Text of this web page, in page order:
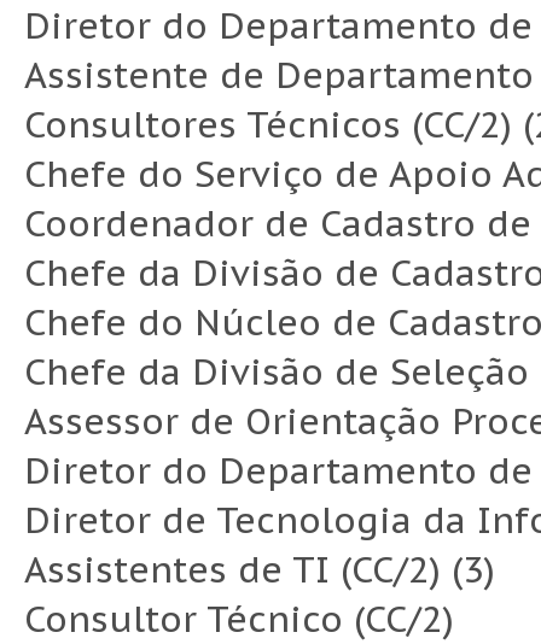
Diretor do Departamento de
Assistente de Departamento
Consultores Técnicos (CC/2)
Chefe do Serviço de Apoio
Coordenador de Cadastro de
Chefe da Divisão de
Chefe do Núcleo de
Chefe da Divisão de
Assessor de Orientação
Diretor do Departamento de
Diretor de Tecnologia da
Assistentes de TI (CC/2) (3)
Consultor Técnico (CC/2)